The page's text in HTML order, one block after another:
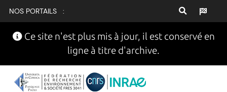
NOS PORTAILS :
Ce site n'est plus mis à jour, il est conservé en
ligne à titre d'archive.